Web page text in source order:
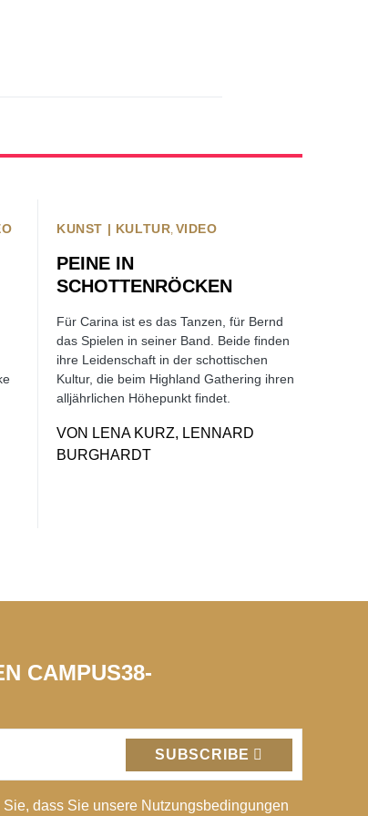
KUNST | KULTUR VIDEO
PEINE IN
SCHOTTENRÖCKEN
Für Carina ist es das Tanzen, für Bernd
das Spielen in seiner Band. Beide finden
ihre Leidenschaft in der schottischen
Kultur, die beim Highland Gathering ihren
alljährlichen Höhepunkt findet.
VON LENA KURZ, LENNARD
BURGHARDT
CAMPUS38-
SUBSCRIBE
dass Sie unsere Nutzungsbedingungen